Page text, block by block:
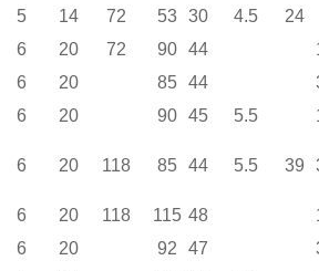
5 14 72 53 30 4.5 24
6 20 72 90 44
6 20 85 44
6 20 90 45 5.5
6 20 118 85 44 5.5 39
6 20 118 115 48
6 20 92 47